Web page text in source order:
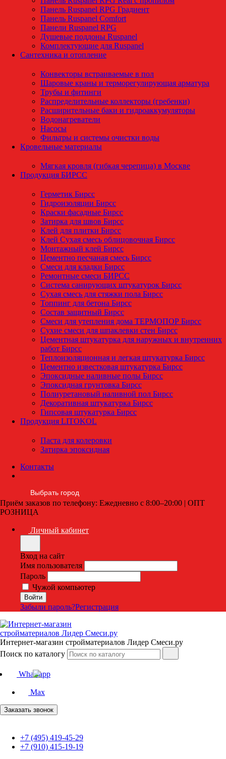
Панель Ruspanel RPG Градиент
Панель Ruspanel Comfort
Панели Ruspanel RPG
Душевые поддоны Ruspanel
Комплектующие для Ruspanel
Сантехника и отопление
Конвекторы встраиваемые в пол
Шаровые краны и терморегулирующая арматура
Трубы и фитинги
Распределительные коллекторы (гребенки)
Расширительные баки и гидроаккумуляторы
Водонагреватели
Насосы
Фильтры и системы очистки воды
Кровельные материалы
Мягкая кровля (гибкая черепица) в Москве
Продукция БИРСС
Герметик Бирсс
Гидроизоляции Бирсс
Краски фасадные Бирсс
Затирка для швов Бирсс
Клей для плитки Бирсс
Клей Сухая смесь облицовочная Бирсс
Монтажный клей Бирсс
Цементно песчаная смесь Бирсс
Смеси для кладки Бирсс
Ремонтные смеси БИРСС
Система санирующих штукатурок Бирсс
Сухая смесь для стяжки пола Бирсс
Топпинг для бетона Бирсс
Состав защитный Бирсс
Смеси для утепления дома ТЕРМОПОР Бирсс
Сухие смеси для шпаклевки стен Бирсс
Цементная штукатурка для наружных и внутренних
работ Бирсс
Теплоизоляционная и легкая штукатурка Бирсс
Цементно известковая штукатурка Бирсс
Эпоксидные наливные полы Бирсс
Эпоксидная грунтовка Бирсс
Полиуретановый наливной пол Бирсс
Декоративная штукатурка Бирсс
Гипсовая штукатурка Бирсс
Продукция LITOKOL
Паста для колеровки
Затирка эпоксидная
Контакты
Выбрать город
Приём заказов по телефону: Ежедневно с 8:00–20:00 | ОПТ
РОЗНИЦА
Личный кабинет
Вход на сайт
Имя пользователя
Пароль
Чужой компьютер
Забыли пароль?Регистрация
Интернет-магазин стройматериалов Лидер Смеси.ру
Поиск по каталогу
Whatsapp
Max
Заказать звонок
+7 (495) 419-45-29
+7 (910) 415-19-19